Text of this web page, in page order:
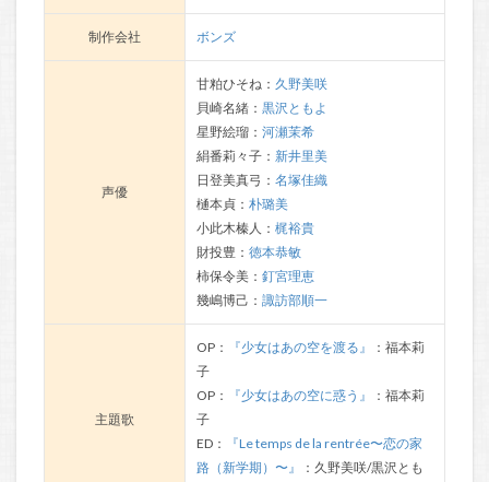
制作会社 ボンズ
声優
甘粕ひそね： 久野美咲
貝崎名緒： 黒沢ともよ
星野絵瑠： 河瀬茉希
絹番莉々子： 新井里美
日登美真弓： 名塚佳織
樋本貞： 朴璐美
小此木榛人： 梶裕貴
財投豊： 徳本恭敏
柿保令美： 釘宮理恵
幾嶋博己： 諏訪部順一
主題歌
OP： 『少女はあの空を渡る』
：福本莉
子
OP：
『少女はあの空に惑う』
：福本莉
子
ED：
『Le temps de la rentrée〜恋の家
路（新学期）〜』
：久野美咲/黒沢とも